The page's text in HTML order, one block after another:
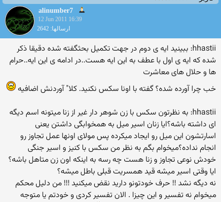
alinumber7
12 Jun 2011 16:39
ارسالها: 2642
hhastii: ببینید ایه ی دوم در جهت تكمیل بحثگفته شده دقیقا ذكر
شده كه ایه ی اول با عطف به این ایه هست..در ادامه ی این ایه..حرام
ها و حلال های معاشرت
خب چرا آورده شده؟ گفته با اونا سكس نكنید. كلا" آوردنش اضافیه
hhastii: به نظرتون سكس با زن شوهر دار غیر از زنا میتونه اسم دیگه
ای داشته باشه؟ایا زنان اسیر میل به همخوابگی داشتن یعنی
اسارتشون این میل رو ایجاد میكرده پس مولای اونها عمل تجاوز رو
انجام نداده؟میخوام بگم به نظر من سكس با كنیز و اسیر جنگی
خودش نوعی تجاوز و زنا هست چه رسه به اینكه اون زن متاهل باشه؟
ایا وقتی اسیر میشه قید همسریت قبلی باطل میشه؟
نه دیگه نشد !! حرف خودتونو دارید نقض میكنید !!! من دلیل محكم
میخوام نه تفسیر و این چیزا . الان تفسیر كردی و خودتم یا متوجه